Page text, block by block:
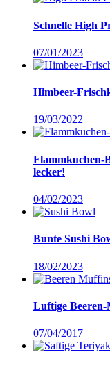
Schnelle High
07/01/2023
Himbeer-
19/03/2022
Flammkuchen-
lecker!
04/02/2023
Bunte Sushi
18/02/2023
Luftige
07/04/2017